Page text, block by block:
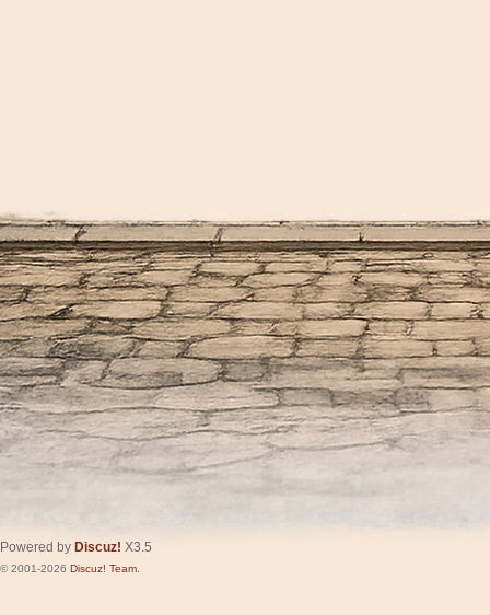
Powered by Discuz! X3.5
© 2001-2026 Discuz! Team